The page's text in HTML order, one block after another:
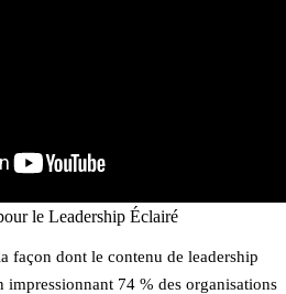
le Leadership Éclairé
façon dont le contenu de leadership
impressionnant 74 % des organisations